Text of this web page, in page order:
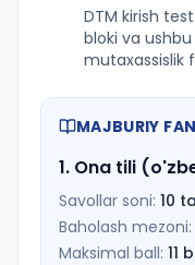
DTM kirish
bloki va
mutaxassislik
MAJBURIY
1. Ona tili
Savollar soni: 10 ta
Baholash mezoni:
Maksimal ball: 11